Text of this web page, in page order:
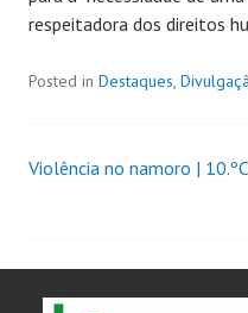
respeitadora dos direitos
Posted in Destaques,
Violência no namoro | 10.ºC